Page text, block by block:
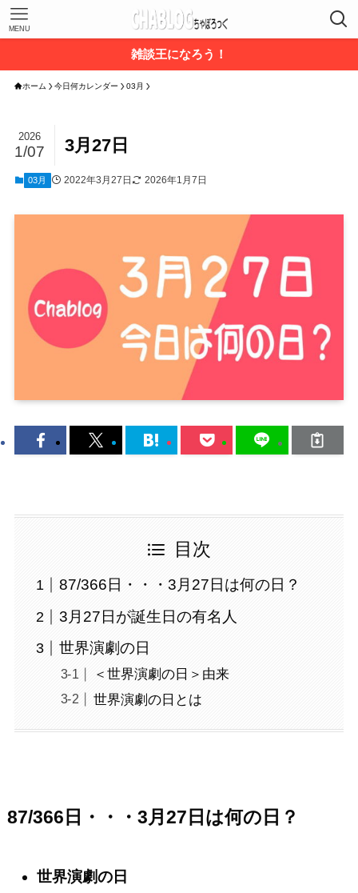
MENU
雑談王になろう！
ホーム 今日何カレンダー 03月
3月27日
2026
1/07
03月 2022年3月27日 2026年1月7日
目次
87/366日・・・3月27日は何の日？
3月27日が誕生日の有名人
世界演劇の日
＜世界演劇の日＞由来
世界演劇の日とは
87/366日・・・3月27日は何の日？
世界演劇の日